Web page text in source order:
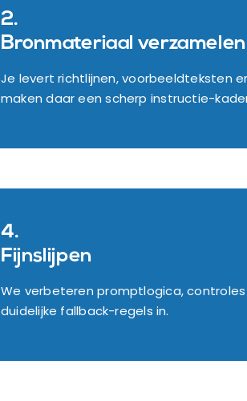
2.
Bronmateriaal verzamelen
Je levert richtlijnen, voorbeeldteksten
maken daar een scherp instructie-
4.
Fijnslijpen
We verbeteren promptlogica,
duidelijke fallback-regels in.